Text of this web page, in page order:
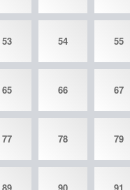
53 54 55
65 66 67
77 78 79